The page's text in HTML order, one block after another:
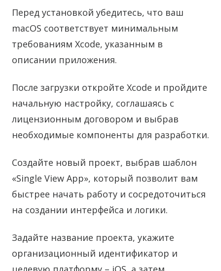
Перед установкой убедитесь, что ваш
macOS соответствует минимальным
требованиям Xcode, указанным в
описании приложения.
После загрузки откройте Xcode и пройдите
начальную настройку, соглашаясь с
лицензионным договором и выбрав
необходимые компоненты для разработки.
Создайте новый проект, выбрав шаблон
«Single View App», который позволит вам
быстрее начать работу и сосредоточиться
на создании интерфейса и логики.
Задайте название проекта, укажите
организационный идентификатор и